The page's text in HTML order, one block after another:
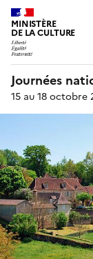
MINISTÈRE
DE LA CULTURE
Journées
15 au 18 octobre